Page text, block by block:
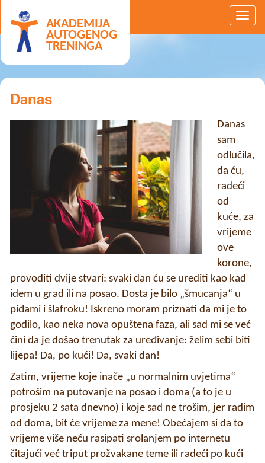
AKADEMIJA
AUTOGENOG
TRENINGA
Danas
Danas
sam
odlučila,
da ću,
radeći
od
kuće, za
vrijeme
ove
korone,
provoditi dvije stvari: svaki dan ću se urediti kao kad
idem u grad ili na posao. Dosta je bilo „šmucanja“ u
piđami i šlafroku! Iskreno moram priznati da mi je to
godilo, kao neka nova opuštena faza, ali sad mi se već
čini da je došao trenutak za uređivanje: želim sebi biti
lijepa! Da, po kući! Da, svaki dan!
Zatim, vrijeme koje inače „u normalnim uvjetima“
potrošim na putovanje na posao i doma (a to je u
prosjeku 2 sata dnevno) i koje sad ne trošim, jer radim
od doma, bit će vrijeme za mene! Obećajem si da to
vrijeme više neću rasipati srolanjem po internetu
čitajući već triput prožvakane teme ili radeći po kući